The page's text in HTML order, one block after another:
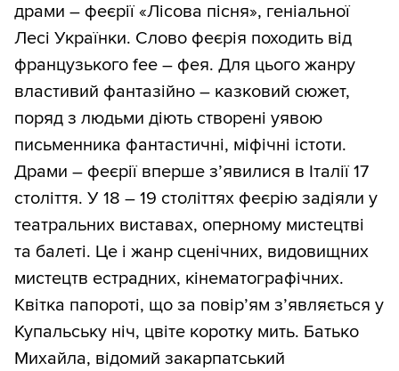
драми – феєрії «Лісова пісня», геніальної
Лесі Українки. Слово феєрія походить від
французького fee – фея. Для цього жанру
властивий фантазійно – казковий сюжет,
поряд з людьми діють створені уявою
письменника фантастичні, міфічні істоти.
Драми – феєрії вперше з’явилися в Італії 17
століття. У 18 – 19 століттях феєрію задіяли у
театральних виставах, оперному мистецтві
та балеті. Це і жанр сценічних, видовищних
мистецтв естрадних, кінематографічних.
Квітка папороті, що за повір’ям з’являється у
Купальську ніч, цвіте коротку мить. Батько
Михайла, відомий закарпатський